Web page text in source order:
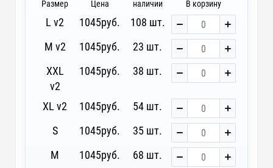
Размер Цена наличии В корзину
L v2 1045руб.
108 шт.
M v2
1045руб.
23 шт.
XXL
v2
1045руб. 38 шт.
XL v2 1045руб.
54 шт.
S
1045руб.
35 шт.
M
1045руб.
68 шт.